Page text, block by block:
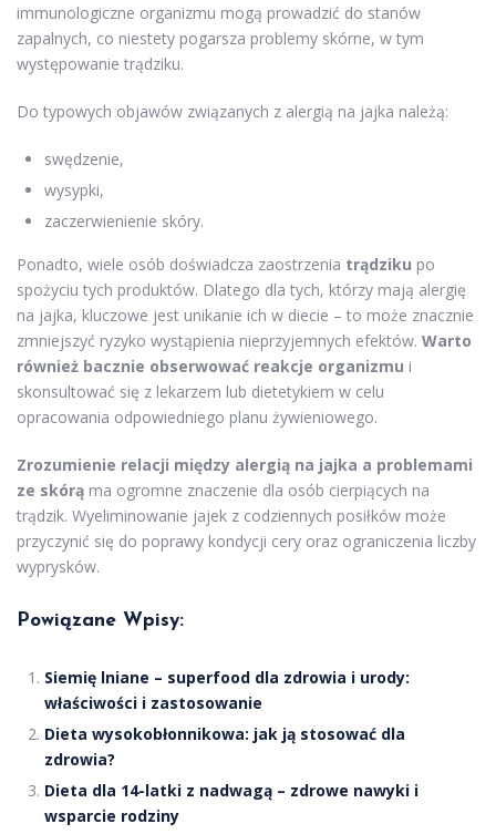
immunologiczne organizmu mogą prowadzić do stanów
zapalnych, co niestety pogarsza problemy skórne, w tym
występowanie trądziku.
Do typowych objawów związanych z alergią na jajka należą:
swędzenie,
wysypki,
zaczerwienienie skóry.
Ponadto, wiele osób doświadcza zaostrzenia trądziku po
spożyciu tych produktów. Dlatego dla tych, którzy mają alergię
na jajka, kluczowe jest unikanie ich w diecie – to może znacznie
zmniejszyć ryzyko wystąpienia nieprzyjemnych efektów. Warto
również bacznie obserwować reakcje organizmu i
skonsultować się z lekarzem lub dietetykiem w celu
opracowania odpowiedniego planu żywieniowego.
Zrozumienie relacji między alergią na jajka a problemami
ze skórą ma ogromne znaczenie dla osób cierpiących na
trądzik. Wyeliminowanie jajek z codziennych posiłków może
przyczynić się do poprawy kondycji cery oraz ograniczenia liczby
wyprysków.
Powiązane Wpisy:
Siemię lniane – superfood dla zdrowia i urody:
właściwości i zastosowanie
Dieta wysokobłonnikowa: jak ją stosować dla
zdrowia?
Dieta dla 14-latki z nadwagą – zdrowe nawyki i
wsparcie rodziny